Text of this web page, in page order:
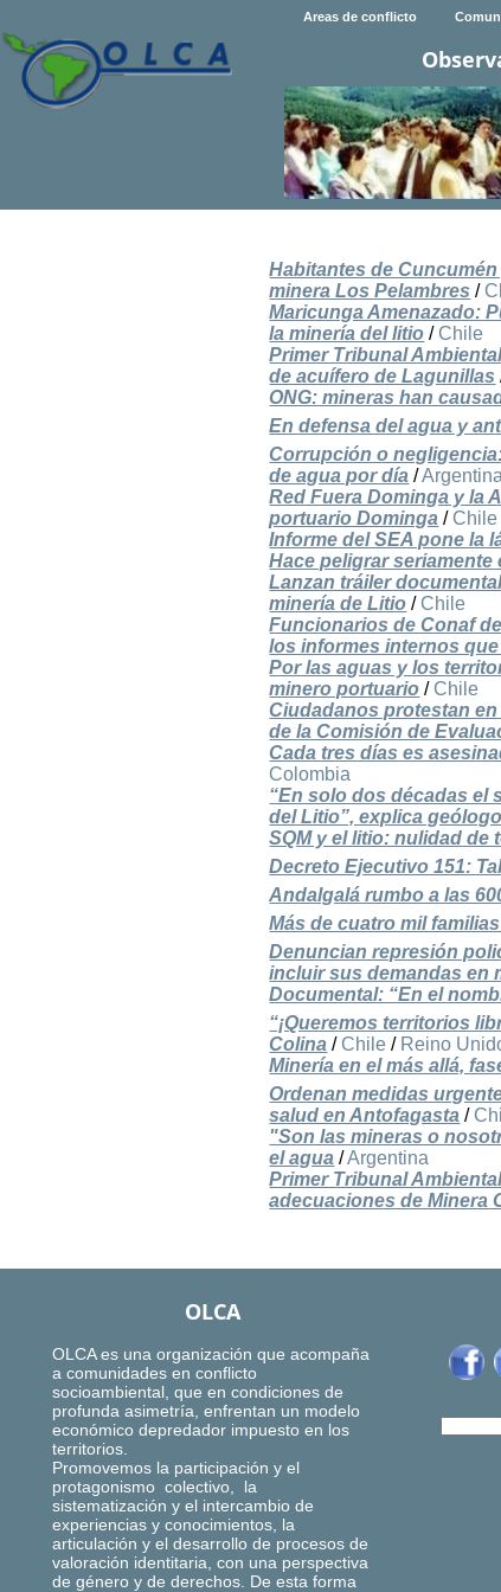
Areas de conflicto
Habitantes de
minera Los Pelambres /
Maricunga Amenazado:
la minería del litio / Chile
Primer Tribunal
de acuífero de Lagunillas
ONG: mineras han
En defensa del agua y
Corrupción o
de agua por día /Argentina
Red Fuera Dominga y la
portuario Dominga / Chile
Informe del SEA pone la
Hace peligrar
Lanzan tráiler
minería de Litio / Chile
Funcionarios de Conaf
los informes internos
Por las aguas y los
minero portuario / Chile
Ciudadanos protestan
de la Comisión de
Cada tres días es
Colombia
“En solo dos décadas el
del Litio”, explica geólogo
SQM y el litio: nulidad de
Decreto Ejecutivo 151:
Andalgalá rumbo a las
Más de cuatro mil
Denuncian represión
incluir sus demandas en
Documental: “En el
“¡Queremos territorios
Colina / Chile / Reino
Minería en el más allá,
Ordenan medidas
salud en Antofagasta /
"Son las mineras o
el agua /Argentina
Primer Tribunal
adecuaciones de Minera
OLCA
OLCA es una organización que acompaña
a comunidades en conflicto
socioambiental, que en condiciones de
profunda asimetría, enfrentan un modelo
económico depredador impuesto en los
territorios.
Promovemos la participación y el
protagonismo colectivo, la
sistematización y el intercambio de
experiencias y conocimientos, la
articulación y el desarrollo de procesos de
valoración identitaria, con una perspectiva
de género y de derechos. De esta forma